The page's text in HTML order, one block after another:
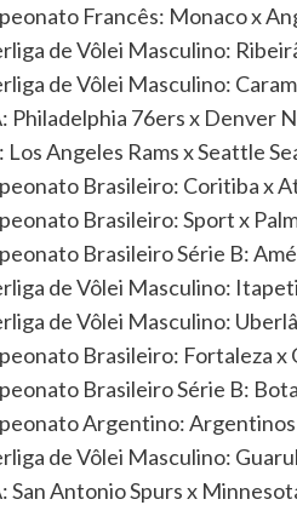
Francês: Monaco x
de Vôlei Masculino:
de Vôlei Masculino:
Philadelphia 76ers x Denver
Los Angeles Rams x Seattle
Brasileiro: Coritiba x
Brasileiro: Sport x
Brasileiro Série B:
de Vôlei Masculino:
de Vôlei Masculino:
Brasileiro: Fortaleza x
Brasileiro Série B:
Argentino: Argentinos
de Vôlei Masculino:
San Antonio Spurs x